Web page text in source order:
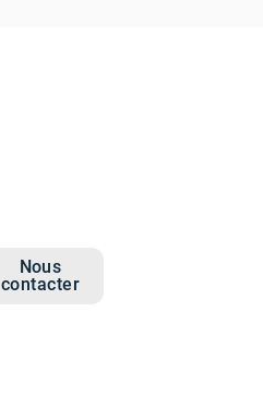
Nous
contacter